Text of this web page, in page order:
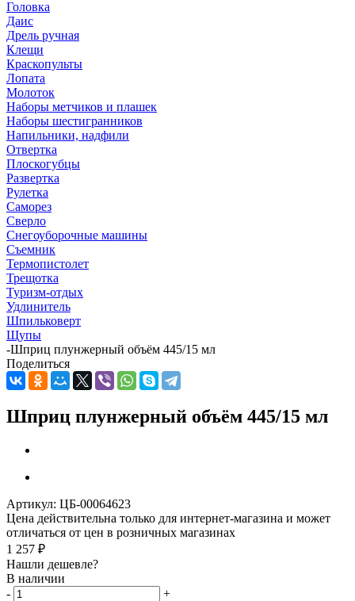
Головка
Даис
Дрель ручная
Клещи
Краскопульты
Лопата
Молоток
Наборы метчиков и плашек
Наборы шестигранников
Напильники, надфили
Отвертка
Плоскогубцы
Развертка
Рулетка
Саморез
Сверло
Снегоуборочные машины
Съемник
Термопистолет
Трещотка
Туризм-отдых
Удлинитель
Шпильковерт
Щупы
-Шприц плунжерный объём 445/15 мл
Поделиться
Шприц плунжерный объём 445/15 мл
Артикул: ЦБ-00064623
Цена действительна только для интернет-магазина и может
отличаться от цен в розничных магазинах
1 257 ₽
Нашли дешевле?
В наличии
-
+